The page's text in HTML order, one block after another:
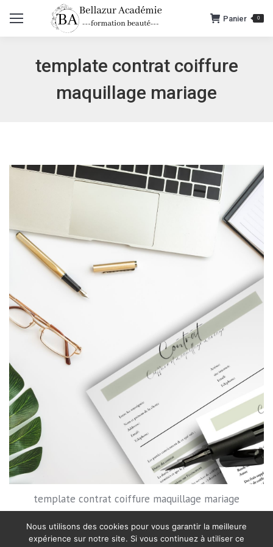
Panier 0
template contrat coiffure
maquillage mariage
template contrat coiffure maquillage mariage
Nous utilisons des cookies pour vous garantir la meilleure
expérience sur notre site. Si vous continuez à utiliser ce